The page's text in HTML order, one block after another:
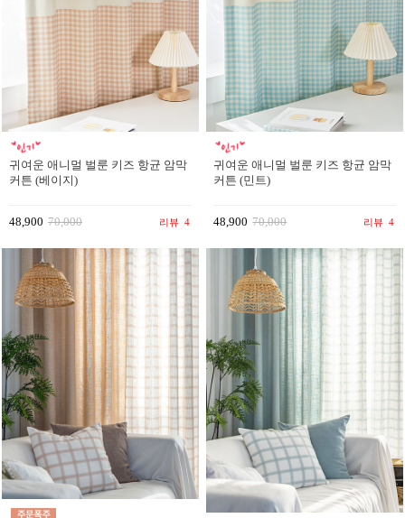
귀여운 애니멀 벌룬 키즈 항균 암막
커튼 (베이지)
48,900 70,000 리뷰 4
귀여운 애니멀 벌룬 키즈 항균 암막
커튼 (민트)
48,900 70,000 리뷰 4